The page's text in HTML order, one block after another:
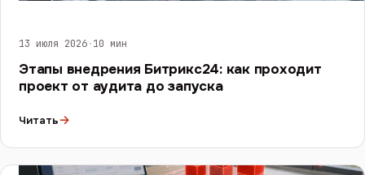
13 июля 2026·10 мин
Этапы внедрения Битрикс24: как проходит
проект от аудита до запуска
Читать→